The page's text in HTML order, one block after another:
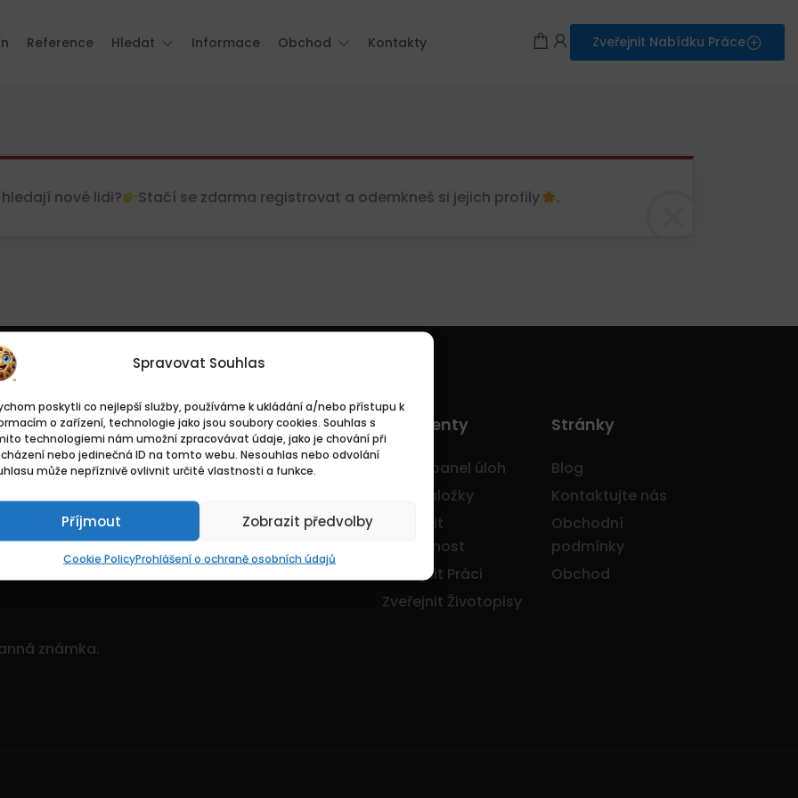
Spravovat Souhlas
poskytli co nejlepší služby, používáme k ukládání a/nebo přístupu k
o zařízení, technologie jako jsou soubory cookies. Souhlas s
technologiemi nám umožní zpracovávat údaje, jako je chování při
nebo jedinečná ID na tomto webu. Nesouhlas nebo odvolání
může nepříznivě ovlivnit určité vlastnosti a funkce.
Příjmout Zobrazit předvolby
Cookie PolicyProhlášení o ochraně osobních údajů
Reference Hledat Informace Obchod Kontakty Zveřejnit Nabídku Práce
nové lidi? Stačí se zdarma registrovat a odemkneš si jejich profily .
Je to dynamický
množstvím nabídek!
známka.
Základní
Domů
Kontakty
Pro Klienty
Hlavní panel úloh
Moje záložky
Zveřejnit
Společnost
Zveřejnit Práci
Zveřejnit Životopisy
Stránky
Blog
Kontaktujte nás
Obchodní
podmínky
Obchod